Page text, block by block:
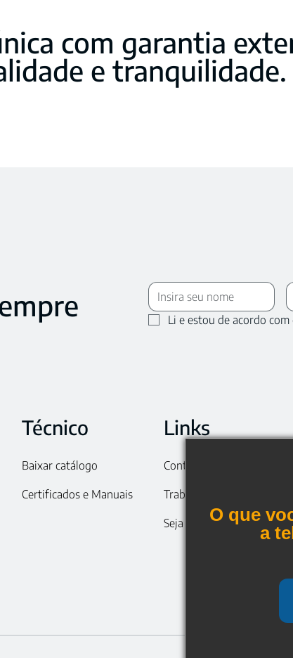
O que
a
com garantia
e tranquilidade.
Li e estou de acordo
Técnico
Baixar catálogo
Certificados e Manuais
Links
Contato
Trabalhe conosco
Seja um representante